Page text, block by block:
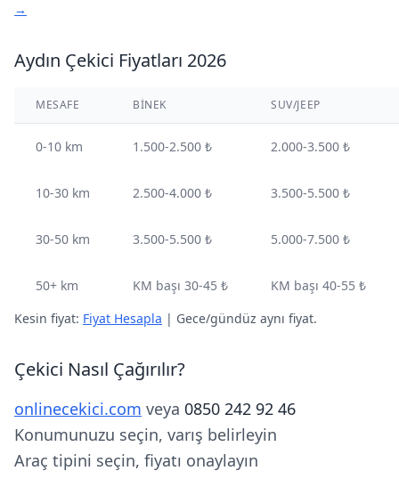
→
Aydın Çekici Fiyatları 2026
MESAFE BINEK SUV/JEEP
0-10 km 1.500-2.500 ₺ 2.000-3.500 ₺
10-30 km 2.500-4.000 ₺ 3.500-5.500 ₺
30-50 km 3.500-5.500 ₺ 5.000-7.500 ₺
50+ km KM başı 30-45 ₺
KM başı 40-55 ₺
Kesin fiyat: Fiyat Hesapla | Gece/gündüz aynı fiyat.
Çekici Nasıl Çağırılır?
onlinecekici.com veya 0850 242 92 46
Konumunuzu seçin, varış belirleyin
Araç tipini seçin, fiyatı onaylayın